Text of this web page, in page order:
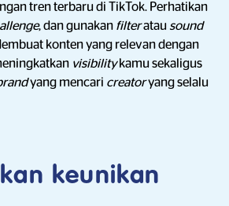
tren terbaru di TikTok. Perhatikan
, dan gunakan filteratau sound
konten yang relevan dengan
visibilitykamu sekaligus
yang mencari creatoryang selalu
keunikan